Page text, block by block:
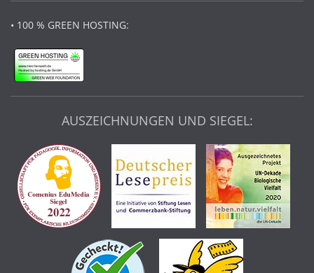
• 100 % GREEN HOSTING:
AUSZEICHNUNGEN UND SIEGEL: